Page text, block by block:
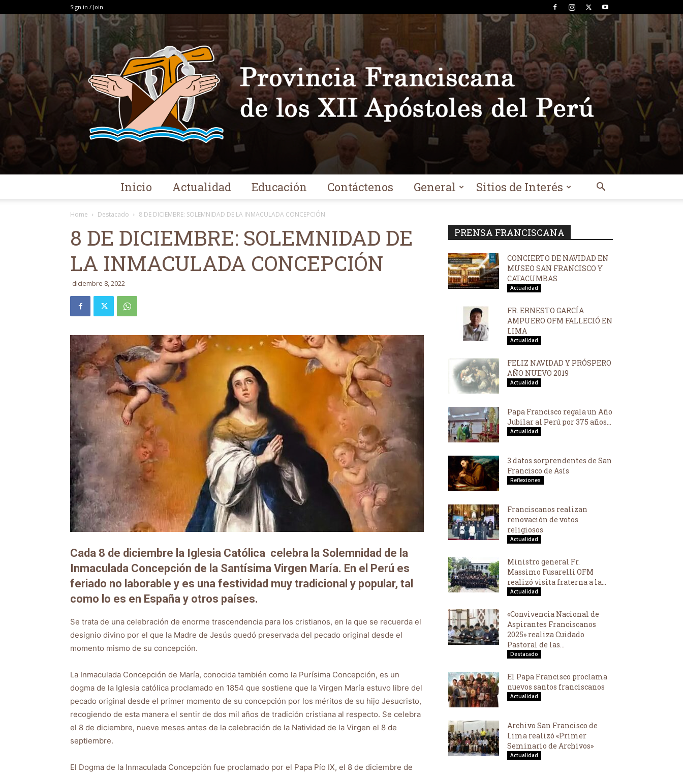
Sign in / Join
Inicio Actualidad Educación Contáctenos General Sitios de Interés
Home Destacado 8 DE DICIEMBRE: SOLEMNIDAD DE LA INMACULADA CONCEPCIÓN
8 DE DICIEMBRE: SOLEMNIDAD DE
LA INMACULADA CONCEPCIÓN
diciembre 8, 2022
Cada 8 de diciembre la Iglesia Católica celebra la Solemnidad de la
Inmaculada Concepción de la Santísima Virgen María. En el Perú es
feriado no laborable y es una festividad muy tradicional y popular, tal
como lo es en España y otros países.
Se trata de una celebración de enorme trascendencia para los cristianos, en la que se recuerda el
designio divino por el que la Madre de Jesús quedó preservada del pecado original desde el
momento mismo de su concepción.
La Inmaculada Concepción de María, conocida también como la Purísima Concepción, es un
dogma de la Iglesia católica proclamado en 1854 que sostiene que la Virgen María estuvo libre del
pecado original desde el primer momento de su concepción por los méritos de su hijo Jesucristo,
recogiendo de esta manera el sentir de dos mil años de tradición cristiana al respecto. Se celebra
el 8 de diciembre, nueve meses antes de la celebración de la Natividad de la Virgen el 8 de
septiembre.
El Dogma de la Inmaculada Concepción fue proclamado por el Papa Pío IX, el 8 de diciembre de
PRENSA FRANCISCANA
CONCIERTO DE NAVIDAD EN
MUSEO SAN FRANCISCO Y
CATACUMBAS
Actualidad
FR. ERNESTO GARCÍA
AMPUERO OFM FALLECIÓ EN
LIMA
Actualidad
FELIZ NAVIDAD Y PRÓSPERO
AÑO NUEVO 2019
Actualidad
Papa Francisco regala un Año
Jubilar al Perú por 375 años...
Actualidad
3 datos sorprendentes de San
Francisco de Asís
Reflexiones
Franciscanos realizan
renovación de votos
religiosos
Actualidad
Ministro general Fr.
Massimo Fusarelli OFM
realizó visita fraterna a la...
Actualidad
«Convivencia Nacional de
Aspirantes Franciscanos
2025» realiza Cuidado
Pastoral de las...
Destacado
El Papa Francisco proclama
nuevos santos franciscanos
Actualidad
Archivo San Francisco de
Lima realizó «Primer
Seminario de Archivos»
Actualidad